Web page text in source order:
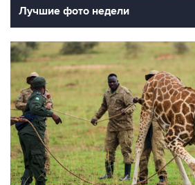
Лучшие фото недели